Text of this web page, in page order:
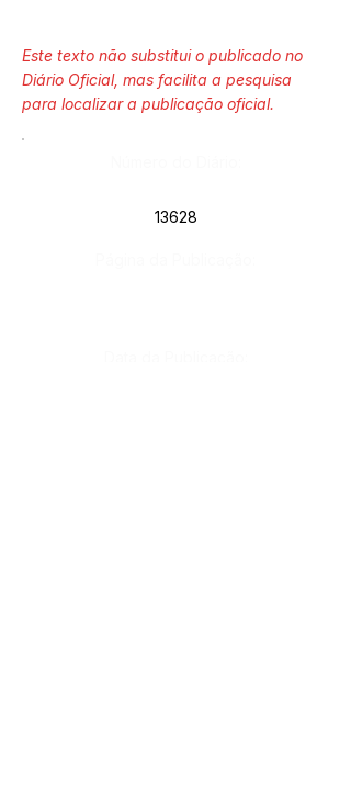
Este texto não substitui o publicado no
Diário Oficial, mas facilita a pesquisa
para localizar a publicação oficial.
13628